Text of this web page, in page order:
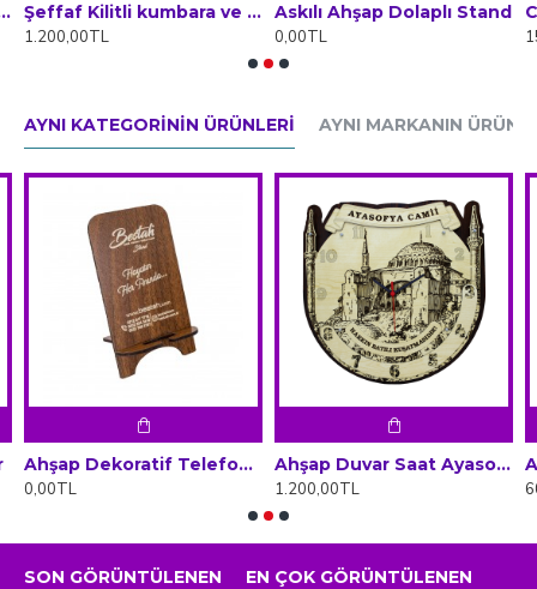
Kutusu (Büyük Boy)
Şeffaf Kilitli kumbara ve Sadaka Kutusu (Normal Boy)
1.200,00TL
Askılı Ahşap Dolaplı Stand
0,00TL
AYNI KATEGORININ ÜRÜNLERI AYNI MARKANIN
Ahşap Dekoratif Telefon tutucu stand
0,00TL
Ahşap Duvar Saat Ayasofya
1.200,00TL
SON GÖRÜNTÜLENEN EN ÇOK GÖRÜNTÜLENEN